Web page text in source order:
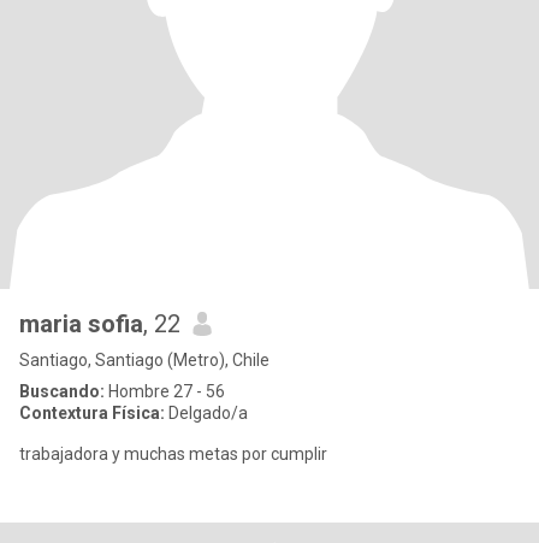
maria sofia, 22
Santiago, Santiago (Metro), Chile
Buscando: Hombre 27 - 56
Contextura Física: Delgado/a
trabajadora y muchas metas por cumplir